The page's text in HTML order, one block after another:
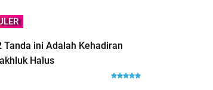
Tanda ini Adalah Kehadiran
Halus